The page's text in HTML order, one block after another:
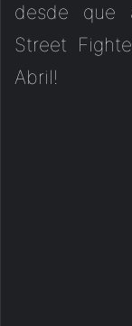
desde que
Street
Abril!